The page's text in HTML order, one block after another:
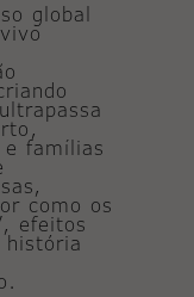
global
famílias
como os
efeitos
história